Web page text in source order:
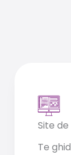
Site
Te